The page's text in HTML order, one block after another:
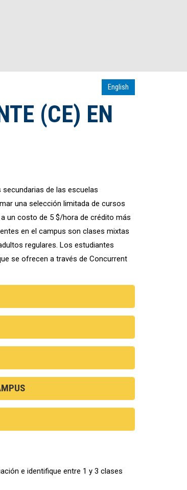
(CE) EN
English
de las escuelas
una selección limitada de cursos
un costo de 5 $/hora de crédito más
en el campus son clases mixtas
regulares. Los estudiantes
se ofrecen a través de Concurrent
e identifique entre 1 y 3 clases